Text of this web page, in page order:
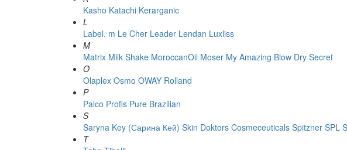
Kasho Katachi Kerarganic
L
Label. m Le Cher Leader Lendan Luxliss
M
Matrix Milk Shake MoroccanOil Moser My Amazing Blow Dry Secret
O
Olaplex Osmo OWAY Rolland
P
Palco Profis Pure Brazilian
S
Saryna Key (Сарина Кей) Skin Doktors Cosmeceuticals Spitzner SPL
T